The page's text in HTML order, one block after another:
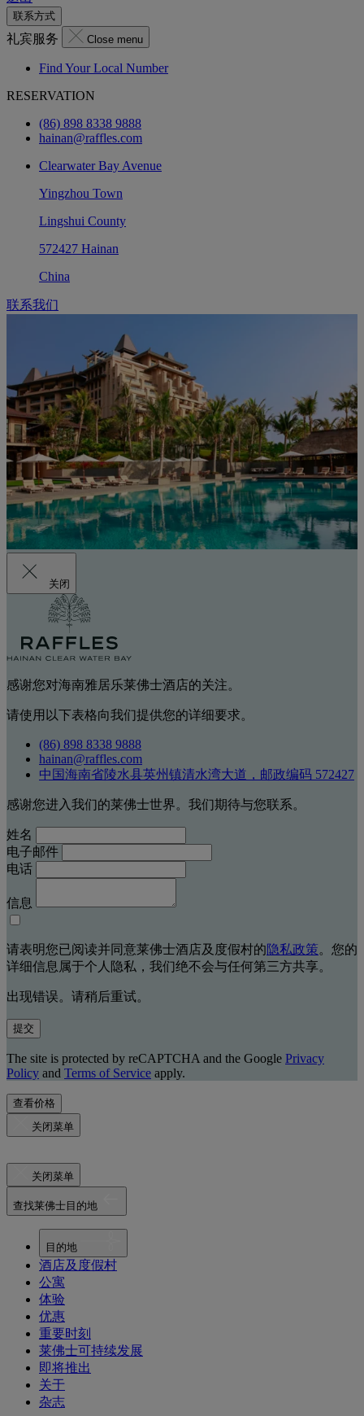
联系方式
礼宾服务 Close menu
Find Your Local Number
RESERVATION
(86) 898 8338 9888
hainan@raffles.com
Clearwater Bay Avenue
Yingzhou Town
Lingshui County
572427 Hainan
China
联系我们
关闭
感谢您对海南雅居乐莱佛士酒店的关注。
请使用以下表格向我们提供您的详细要求。
(86) 898 8338 9888
hainan@raffles.com
中国海南省陵水县英州镇清水湾大道，邮政编码 572427
感谢您进入我们的莱佛士世界。我们期待与您联系。
姓名
电子邮件
电话
信息
请表明您已阅读并同意莱佛士酒店及度假村的隐私政策。您的
详细信息属于个人隐私，我们绝不会与任何第三方共享。
出现错误。请稍后重试。
提交
The site is protected by reCAPTCHA and the Google Privacy
Policy and Terms of Service apply.
查看价格
关闭菜单
关闭菜单
查找莱佛士目的地
目的地
酒店及度假村
公寓
体验
优惠
重要时刻
莱佛士可持续发展
即将推出
关于
杂志